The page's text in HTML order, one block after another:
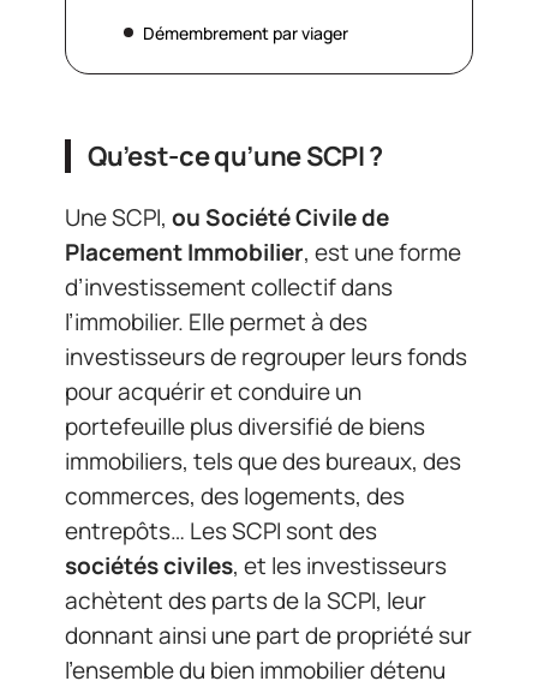
Démembrement par viager
Qu’est-ce qu’une SCPI ?
Une SCPI, ou Société Civile de
Placement Immobilier, est une forme
d’investissement collectif dans
l’immobilier. Elle permet à des
investisseurs de regrouper leurs fonds
pour acquérir et conduire un
portefeuille plus diversifié de biens
immobiliers, tels que des bureaux, des
commerces, des logements, des
entrepôts… Les SCPI sont des
sociétés civiles, et les investisseurs
achètent des parts de la SCPI, leur
donnant ainsi une part de propriété sur
l’ensemble du bien immobilier détenu